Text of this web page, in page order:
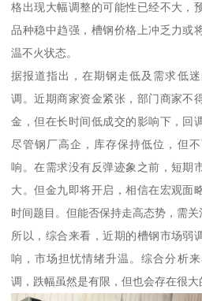
格出现大幅调整的可能性已经不大，
品种稳中趋强，槽钢价格上冲乏力或
温不火状态。
据报道指出，在期钢走低及需求低
调。近期商家资金紧张，部门商家不
金，但在长时间低成交的影响下，回
尽管钢厂高企，库存保持低位，但
响。在需求没有反弹迹象之前，短期
大。但金九即将开启，相信在宏观面
时间题目。但能否保持走高态势，需关
所以，综合来看，近期的槽钢市场弱
响，市场担忧情绪升温。综合分析
调，跌幅虽然是有限，但也会存在很大